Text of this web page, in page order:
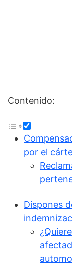
Contenido:
por el
Dispones